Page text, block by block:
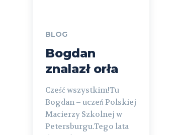
BLOG
Bogdan
znalazł orła
Cześć wszystkim!Tu
Bogdan – uczeń Polskiej
Macierzy Szkolnej w
Petersburgu.Tego lata